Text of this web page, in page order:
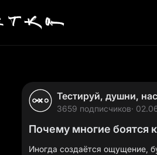
Тестируй, душни,
3659 подписчиков·
Почему многие боятся
Иногда создаётся ощущение,